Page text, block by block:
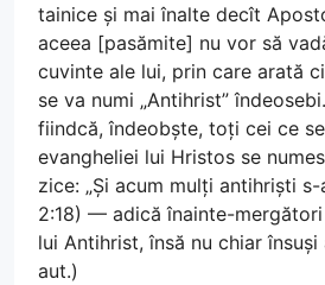
tainice și mai înalte decît
aceea [pasămite] nu vor să
cuvinte ale lui, prin care arată
se va numi „Antihrist”
fiindcă, îndeobște, toți cei ce
evangheliei lui Hristos se
zice: „Și acum mulți antihriști s-
2:18) — adică înainte-
lui Antihrist, însă nu chiar
aut.)